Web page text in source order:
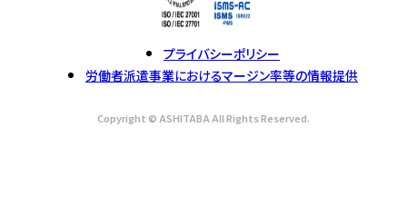
プライバシーポリシー
労働者派遣事業におけるマージン率等の情報提供
Copyright © ASHITABA All Rights Reserved.